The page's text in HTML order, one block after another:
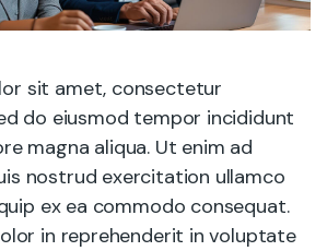
sit amet, consectetur
do eiusmod tempor incididunt
magna aliqua. Ut enim ad
nostrud exercitation ullamco
ex ea commodo consequat.
in reprehenderit in voluptate